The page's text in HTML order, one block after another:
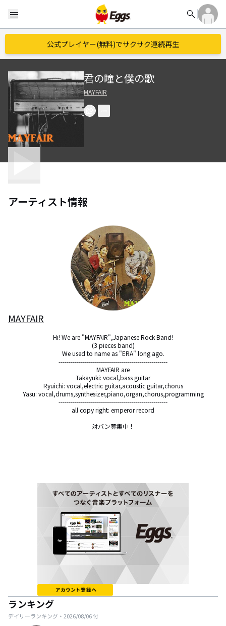
menu search
公式プレイヤー(無料)でサクサク連続再生
君の瞳と僕の歌
MAYFAIR
アーティスト情報
MAYFAIR
Hi! We are "MAYFAIR",Japanese Rock Band!
(3 pieces band)
We used to name as "ERA" long ago.
------------------------------------------------------
MAYFAIR are
Takayuki: vocal,bass guitar
Ryuichi: vocal,electric guitar,acoustic guitar,chorus
Yasu: vocal,drums,synthesizer,piano,organ,chorus,programming
------------------------------------------------------
all copy right: emperor record
対バン募集中！
ランキング
デイリーランキング・ 2026/08/06付